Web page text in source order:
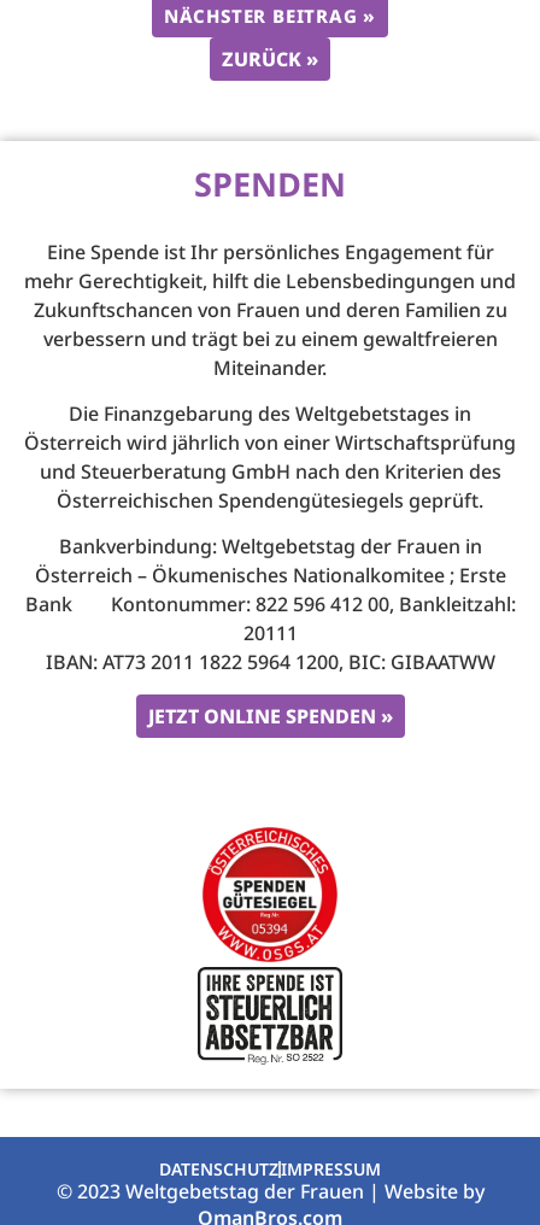
ZURÜCK »
NÄCHSTER BEITRAG »
SPENDEN
Eine Spende ist Ihr persönliches Engagement für
mehr Gerechtigkeit, hilft die Lebensbedingungen und
Zukunftschancen von Frauen und deren Familien zu
verbessern und trägt bei zu einem gewaltfreieren
Miteinander.
Die Finanzgebarung des Weltgebetstages in
Österreich wird jährlich von einer Wirtschaftsprüfung
und Steuerberatung GmbH nach den Kriterien des
Österreichischen Spendengütesiegels geprüft.
Bankverbindung: Weltgebetstag der Frauen in
Österreich – Ökumenisches Nationalkomitee ; Erste
Bank Kontonummer: 822 596 412 00, Bankleitzahl:
20111
IBAN: AT73 2011 1822 5964 1200, BIC: GIBAATWW
JETZT ONLINE SPENDEN »
DATENSCHUTZIMPRESSUM
© 2023 Weltgebetstag der Frauen | Website by
OmanBros.com